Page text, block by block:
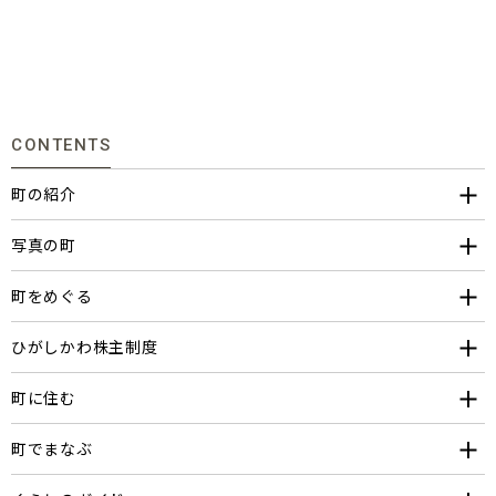
CONTENTS
町の紹介
写真の町
町をめぐる
ひがしかわ株主制度
町に住む
町でまなぶ